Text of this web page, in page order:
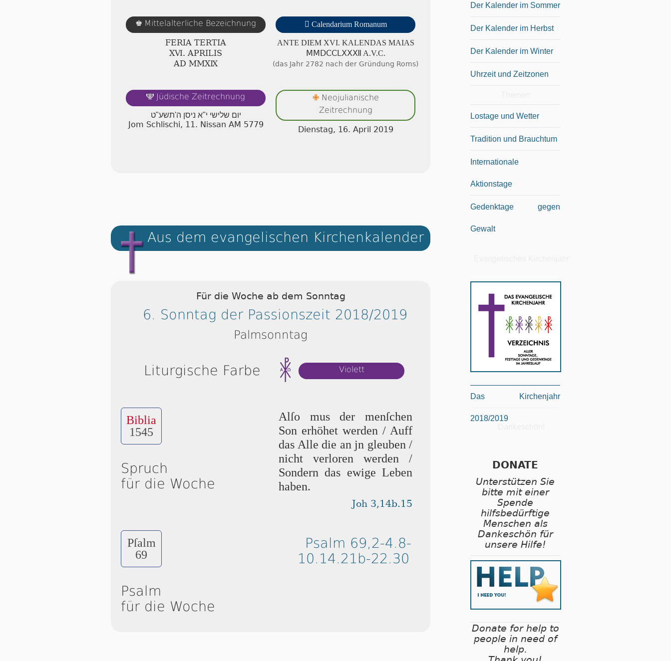
♚ Mittelalterliche Bezeichnung
FERIA TERTIA
ⅩⅥ. APRILIS
AD ⅯⅯⅩⅨ
 Calendarium Romanum
ANTE DIEM XVI. KA­LEN­DAS MAIAS
ⅯⅯⅮⅭⅭⅬⅩⅩⅫ A.V.C.
(das Jahr 2782 nach der Gründung Roms)
🕎 Jüdische Zeitrechnung
יום שלישי י"א ניסן ה'תשע"ט
Jom Schlischi, 11. Nissan AM 5779
✙Neojulianische
Zeitrechnung
Dienstag, 16. April 2019
Aus dem evangelischen Kirchenkalender
Für die Woche ab dem Sonntag
6. Sonntag der Passionszeit 2018/2019
Palmsonntag
Liturgische Farbe Violett
Biblia
1545
Spruch
für die Woche
Al­ſo mus der men­ſchen
Son erhöhet wer­den / Auff
das Alle die an jn gleuben /
nicht verloren wer­den /
Son­dern das ewige Leben
haben.
Joh 3,14b.15
Pſalm
69
Psalm
für die Woche
Psalm 69,2-4.8-
10.14.21b-22.30
Der Kalender im Sommer
Der Kalender im Herbst
Der Kalender im Winter
Uhrzeit und Zeitzonen
Lostage und Wetter
Tradition und Brauchtum
Internationale
Aktionstage
Gedenktage gegen
Gewalt
Das Kirchenjahr
2018/2019
DONATE
Unterstützen Sie
bitte mit einer
Spende
hilfsbedürftige
Menschen als
Dankeschön für
unsere Hilfe!
Donate for help to
people in need of
help.